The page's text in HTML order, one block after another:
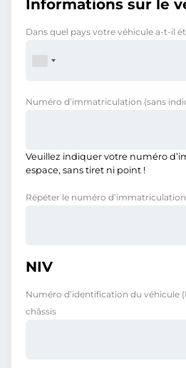
Informations sur le
Dans quel pays votre véhicule a-t-il
Numéro d’immatriculation (sans
Veuillez indiquer votre numéro
espace, sans tiret ni point !
Répéter le numéro d’immatriculation
NIV
Numéro d’identification du véhicule
châssis